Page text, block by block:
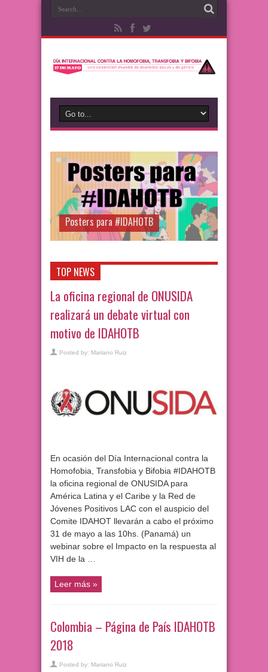
Posters para #IDAHOTB
TOP NEWS
La oficina regional de ONUSIDA
realizará un debate virtual con
motivo de IDAHOTB
Posted by: Mariano Ruiz
En ocasión del Día Internacional contra la
Homofobia, Transfobia y Bifobia #IDAHOTB
la oficina regional de ONUSIDA para
América Latina y el Caribe y la Red de
Jóvenes Positivos LAC con el auspicio del
Comite IDAHOT llevarán a cabo el próximo
31 de mayo a las 10hs. (Panamá) un
webinar sobre el Impacto en la respuesta al
VIH de la …
Leer más »
Colombia – Página de País IDAHOTB
2018
Posted by: Mariano Ruiz